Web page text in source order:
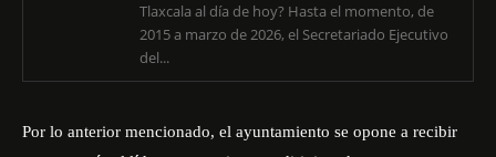
Tlaxcala al día de hoy? Hasta el momento, de
2015 a marzo de 2026, el Secretariado Ejecutivo
del...
Por lo anterior mencionado, el ayuntamiento se opone a recibir